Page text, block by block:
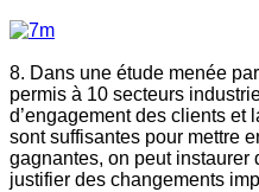
8. Dans une étude menée
permis à 10 secteurs
d’engagement des clients et
sont suffisantes pour mettre
gagnantes, on peut instaurer
justifier des changements